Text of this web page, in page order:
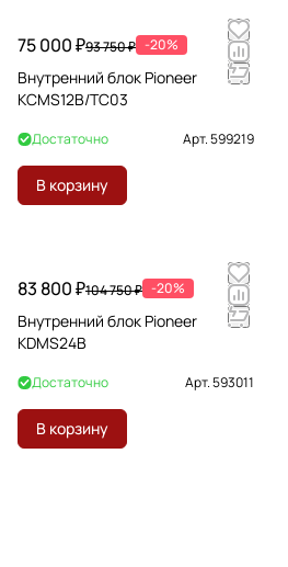
75 000 ₽93 750 ₽ -20%
Внутренний блок Pioneer
KCMS12B/TC03
Достаточно Арт.599219
В корзину
83 800 ₽104 750 ₽ -20%
Внутренний блок Pioneer
KDMS24B
Достаточно Арт.593011
В корзину